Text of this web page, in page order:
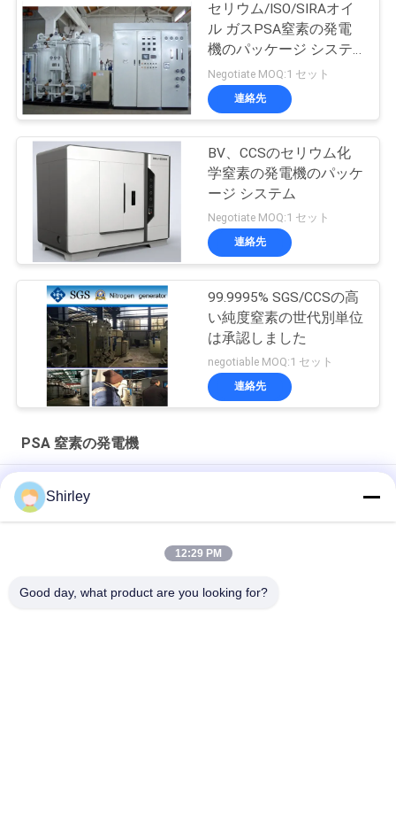
セリウム/ISO/SIRAオイ
ル ガスPSA窒素の発電
機のパッケージ システ
ム
Negotiate MOQ:1 セット
連絡先
BV、CCSのセリウム化
学窒素の発電機のパッケ
ージ システム
Negotiate MOQ:1 セット
連絡先
99.9995% SGS/CCSの高
い純度窒素の世代別単位
は承認しました
negotiable MOQ:1 セット
連絡先
PSA 窒素の発電機
ファイバーレーザー切削のための現場PSA窒素発電機 99.99%純
度と90%コスト削減
Shirley
12:29 PM
Good day, what product are you looking for?